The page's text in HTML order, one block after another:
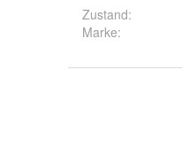
Zustand:
Marke: